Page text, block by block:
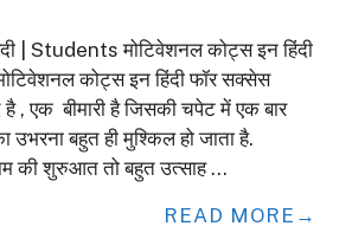
| Students मोटिवेशनल कोट्स इन हिंदी
कोट्स इन हिंदी फॉर सक्सेस
है , एक बीमारी है जिसकी चपेट में एक बार
बहुत ही मुश्किल हो जाता है.
की शुरुआत तो बहुत उत्साह …
READ MORE